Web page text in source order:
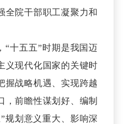
全院干部职工凝聚力和
“十五五”时期是我国迈
义现代化国家的关键时
握战略机遇、实现跨越
，前瞻性谋划好、编制
规划意义重大、影响深